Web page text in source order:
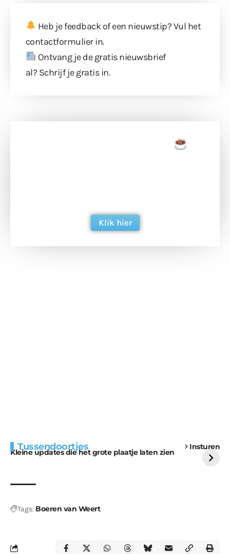
Heb je feedback of een nieuwstip? Vul het
contactformulierin.
Ontvang je de gratis nieuwsbrief
al? Schrijf je gratis in.
Klik hier
Tussendoortjes Insturen
Kleine updates die het grote plaatje laten zien
voor kabouters
uitdaging
Tags: Boeren van Weert